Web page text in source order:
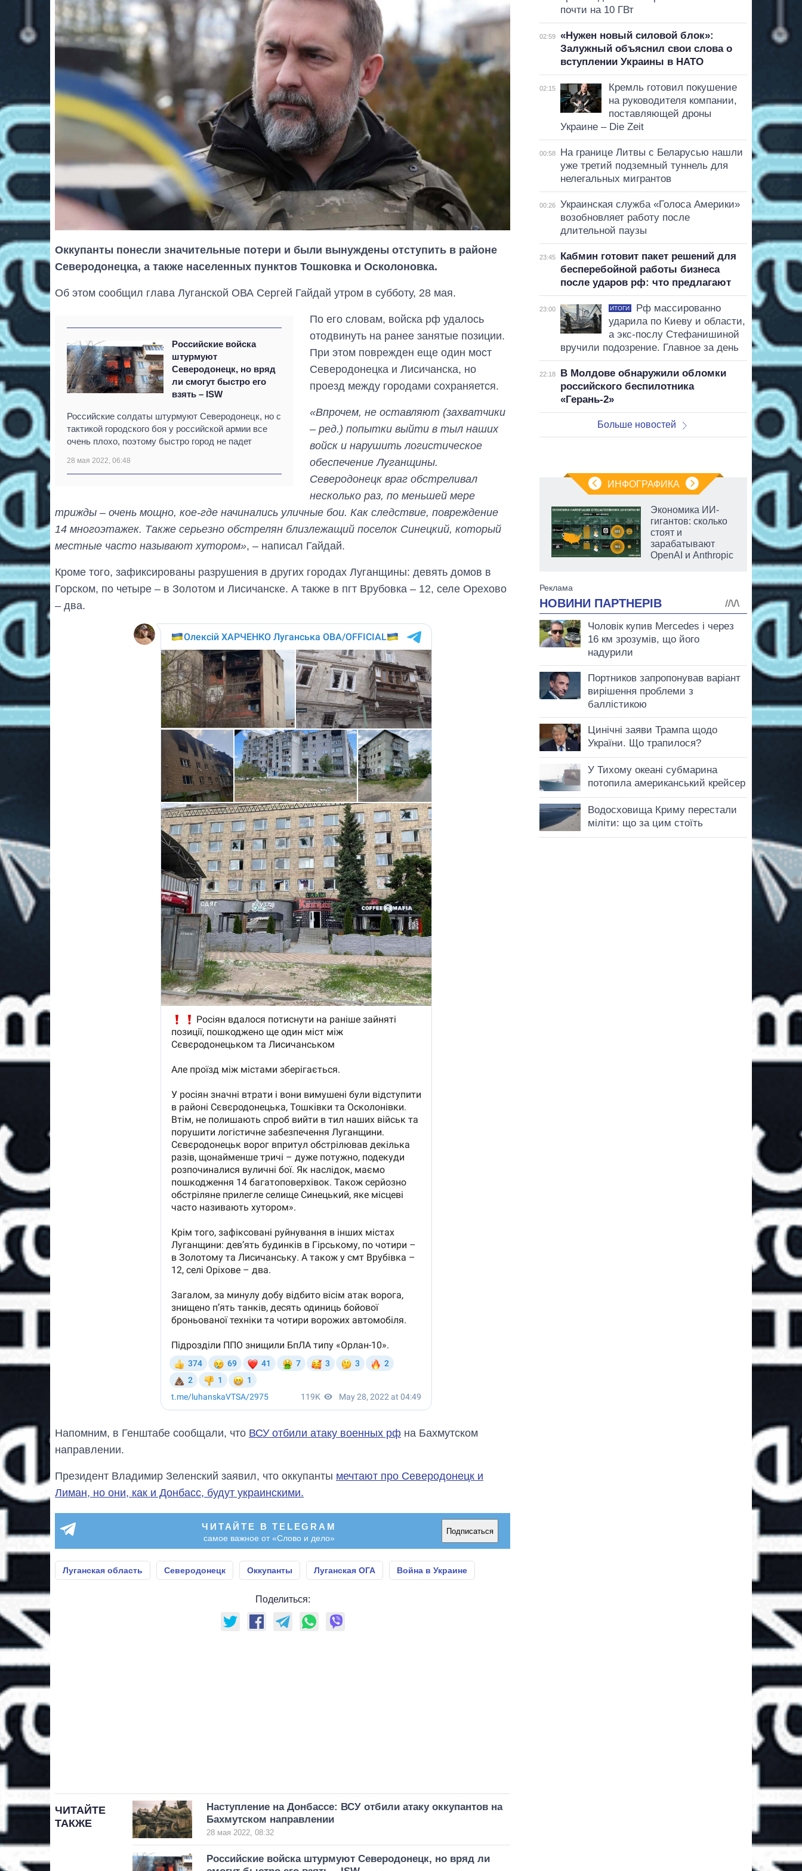
Оккупанты понесли значительные потери и были вынуждены отступить в районе
Северодонецка, а также населенных пунктов Тошковка и Осколоновка.
Об этом сообщил глава Луганской ОВА Сергей Гайдай утром в субботу, 28 мая.
Российские войска
штурмуют
Северодонецк, но вряд
ли смогут быстро его
взять – ISW
Российские солдаты штурмуют Северодонецк, но с
тактикой городского боя у российской армии все
очень плохо, поэтому быстро город не падет
28 мая 2022, 06:48
По его словам, войска рф удалось
отодвинуть на ранее занятые позиции.
При этом поврежден еще один мост
Северодонецка и Лисичанска, но
проезд между городами сохраняется.
«Впрочем, не оставляют (захватчики
– ред.) попытки выйти в тыл наших
войск и нарушить логистическое
обеспечение Луганщины.
Северодонецк враг обстреливал
несколько раз, по меньшей мере
трижды – очень мощно, кое-где начинались уличные бои. Как следствие, повреждение
14 многоэтажек. Также серьезно обстрелян близлежащий поселок Синецкий, который
местные часто называют хутором», – написал Гайдай.
Кроме того, зафиксированы разрушения в других городах Луганщины: девять домов в
Горском, по четыре – в Золотом и Лисичанске. А также в пгт Врубовка – 12, селе Орехово
– два.
Напомним, в Генштабе сообщали, что ВСУ отбили атаку военных рф на Бахмутском
направлении.
Президент Владимир Зеленский заявил, что оккупанты мечтают про Северодонецк и
Лиман, но они, как и Донбасс, будут украинскими.
ЧИТАЙТЕ В TELEGRAM
самое важное от «Слово и дело»
Подписаться
Луганская область Северодонецк Оккупанты Луганская ОГА Война в Украине
Поделиться:
ЧИТАЙТЕ
ТАКЖЕ
Наступление на Донбассе: ВСУ отбили атаку оккупантов на
Бахмутском направлении
28 мая 2022, 08:32
Российские войска штурмуют Северодонецк, но вряд ли
почти на 10 ГВт
02:59
«Нужен новый силовой блок»:
Залужный объяснил свои слова о
вступлении Украины в НАТО
02:15
Кремль готовил покушение
на руководителя компании,
поставляющей дроны
Украине – Die Zeit
00:58
На границе Литвы с Беларусью нашли
уже третий подземный туннель для
нелегальных мигрантов
00:26
Украинская служба «Голоса Америки»
возобновляет работу после
длительной паузы
23:45
Кабмин готовит пакет решений для
бесперебойной работы бизнеса
после ударов рф: что предлагают
23:00 ИТОГИ
Рф массированно
ударила по Киеву и области,
а экс-послу Стефанишиной
вручили подозрение. Главное за день
22:18
В Молдове обнаружили обломки
российского беспилотника
«Герань-2»
Больше новостей
ИНФОГРАФИКА
Как выросли
тарифы на
холодную воду в
Экономика ИИ-
гигантов: сколько
стоят и
зарабатывают
OpenAI и Anthropic